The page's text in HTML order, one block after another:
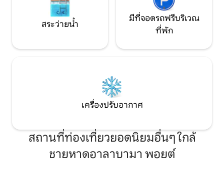
สระว่ายน้ำ
มีที่จอดรถฟรีบริเวณ
ที่พัก
เครื่องปรับอากาศ
สถานที่ท่องเที่ยวยอดนิยมอื่นๆ ใกล้
ชายหาดอาลาบามา พอยต์